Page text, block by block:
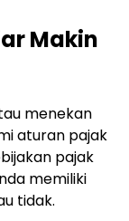
Makin
menekan
aturan pajak
pajak
memiliki
tidak.